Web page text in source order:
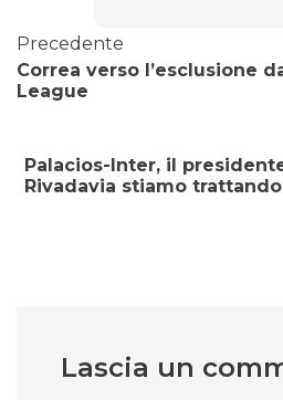
Precedente
Correa verso l’esclusione
League
Palacios-Inter, il
Rivadavia stiamo
Lascia un